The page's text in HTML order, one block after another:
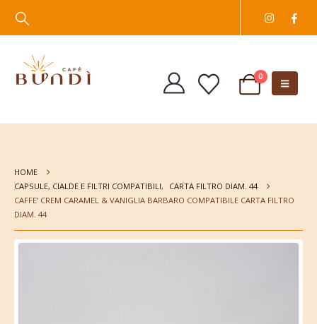
0
HOME
CAPSULE, CIALDE E FILTRI COMPATIBILI,
CARTA FILTRO DIAM. 44
CAFFE’ CREM CARAMEL & VANIGLIA BARBARO COMPATIBILE CARTA FILTRO
DIAM. 44